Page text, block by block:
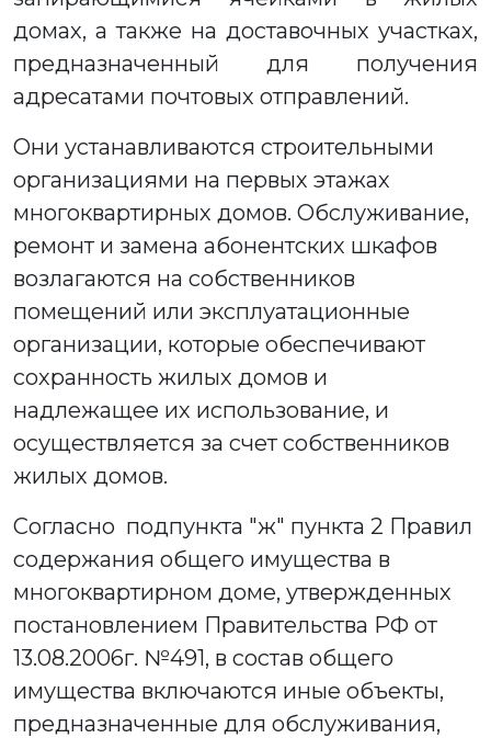
домах, а также на доставочных участках,
предназначенный для получения
адресатами почтовых отправлений.
Они устанавливаются строительными
организациями на первых этажах
многоквартирных домов. Обслуживание,
ремонт и замена абонентских шкафов
возлагаются на собственников
помещений или эксплуатационные
организации, которые обеспечивают
сохранность жилых домов и
надлежащее их использование, и
осуществляется за счет собственников
жилых домов.
Согласно подпункта "ж" пункта 2 Правил
содержания общего имущества в
многоквартирном доме, утвержденных
постановлением Правительства РФ от
13.08.2006г. №491, в состав общего
имущества включаются иные объекты,
предназначенные для обслуживания,